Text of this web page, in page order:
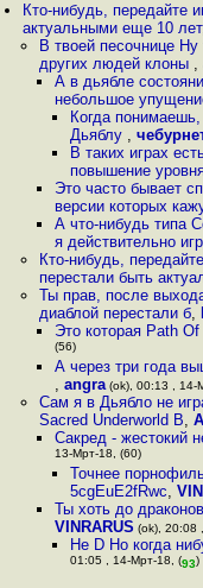
Кто-нибудь, передайте
актуальными еще 10 лет
В твоей песочнице Ну
других людей клоны ,
А в дьябле
небольшое
Когда
Дьяблу ,
В таких играх
повышение
Это часто бывает
версии которых
А что-нибудь типа
я действительно игр
Кто-нибудь,
перестали быть
Ты прав, после
диаблой перестали б,
Это которая Path
(56)
А через три года
, angra(ok), 00:13 , 14-
Сам я в Дьябло не
Sacred Underworld В,
Сакред - жестокий
13-Мрт-18, (60)
Точнее
5cgEuE2fRwc,
Ты хоть до
VINRARUS (ok), 20:08
Не D Но когда
01:05 , 14-Мрт-18, (93)